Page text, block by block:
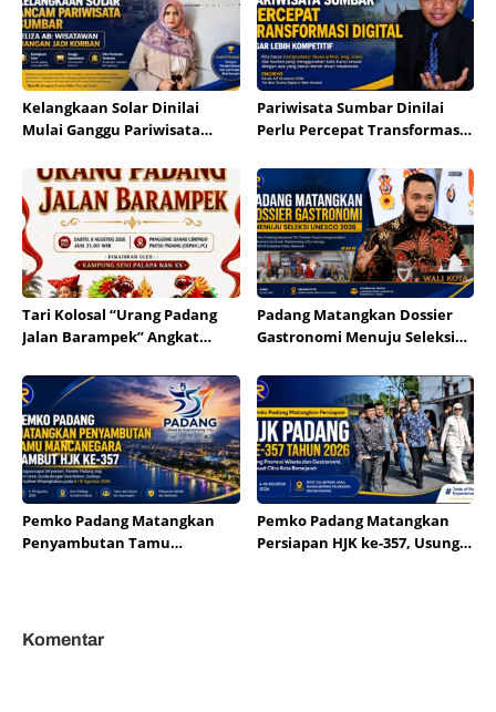
Kelangkaan Solar Dinilai
Mulai Ganggu Pariwisata
Distribusi Segera Normal
Pariwisata Sumbar Dinilai
Perlu Percepat Transformasi
Tari Kolosal “Urang Padang
Jalan Barampek” Angkat
Padang Ke-357
Padang Matangkan Dossier
Gastronomi Menuju Seleksi
Pemko Padang Matangkan
Penyambutan Tamu
Pemko Padang Matangkan
Persiapan HJK ke-357, Usung
Komentar